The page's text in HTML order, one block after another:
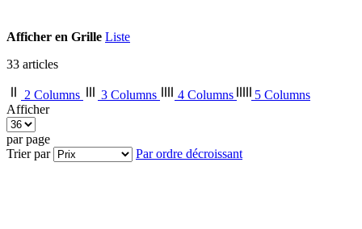
Afficher en Grille Liste
33 articles
2 Columns 3 Columns 4 Columns
5 Columns
Afficher
par page
Trier par
Par ordre décroissant